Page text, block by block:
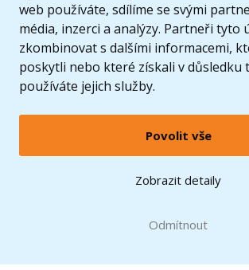
web používáte, sdílíme se svými
média, inzerci a analýzy. Partneři tyto
zkombinovat s dalšími informacemi,
poskytli nebo které získali v důsledku
používáte jejich služby.
Povolit vše
Zobrazit detaily
Odmítnout
© 2005 - 2026 Copyright
LEGO, logo LEGO a minifigurka jsou ochrannými známkami
2024 The LEGO Group.
Zobrazit verzi pro desktop
při nákupu od